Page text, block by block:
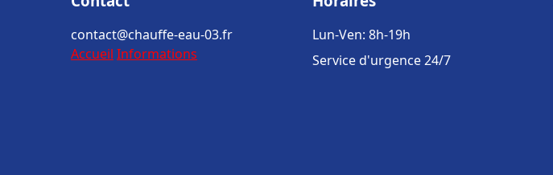
contact@chauffe-eau-03.fr
Accueil Informations
Lun-Ven: 8h-19h
Service d'urgence 24/7